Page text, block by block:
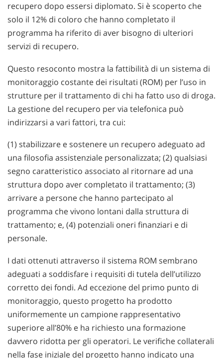
recupero dopo essersi diplomato. Si è scoperto che
solo il 12% di coloro che hanno completato il
programma ha riferito di aver bisogno di ulteriori
servizi di recupero.
Questo resoconto mostra la fattibilità di un sistema di
monitoraggio costante dei risultati (ROM) per l’uso in
strutture per il trattamento di chi ha fatto uso di droga.
La gestione del recupero per via telefonica può
indirizzarsi a vari fattori, tra cui:
(1) stabilizzare e sostenere un recupero adeguato ad
una filosofia assistenziale personalizzata; (2) qualsiasi
segno caratteristico associato al ritornare ad una
struttura dopo aver completato il trattamento; (3)
arrivare a persone che hanno partecipato al
programma che vivono lontani dalla struttura di
trattamento; e, (4) potenziali oneri finanziari e di
personale.
I dati ottenuti attraverso il sistema ROM sembrano
adeguati a soddisfare i requisiti di tutela dell’utilizzo
corretto dei fondi. Ad eccezione del primo punto di
monitoraggio, questo progetto ha prodotto
uniformemente un campione rappresentativo
superiore all’80% e ha richiesto una formazione
davvero ridotta per gli operatori. Le verifiche collaterali
nella fase iniziale del progetto hanno indicato una